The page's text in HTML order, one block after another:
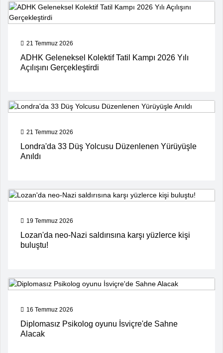
21 Temmuz 2026
ADHK Geleneksel Kolektif Tatil Kampı 2026 Yılı
Açılışını Gerçekleştirdi
21 Temmuz 2026
Londra'da 33 Düş Yolcusu Düzenlenen Yürüyüşle
Anıldı
19 Temmuz 2026
Lozan'da neo-Nazi saldırısına karşı yüzlerce kişi
buluştu!
16 Temmuz 2026
Diplomasız Psikolog oyunu İsviçre'de Sahne
Alacak